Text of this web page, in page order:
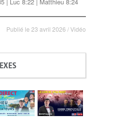
| Luc 8:22 | Matthieu 8:24
Publié le 23 avril 2026 /Vidéo